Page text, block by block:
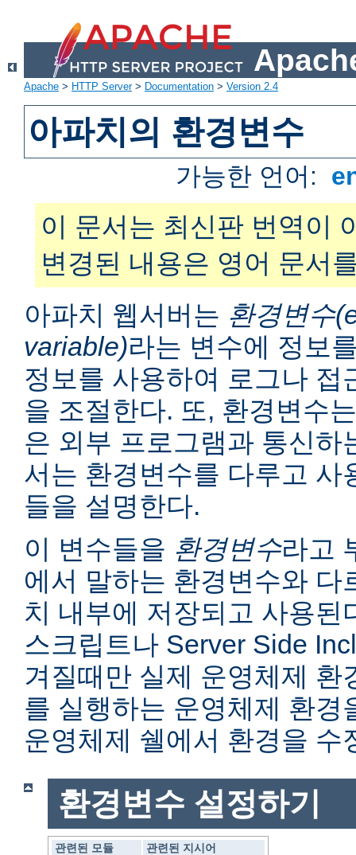
Apache > HTTP Server> Documentation > Version 2.4
아파치의 환경변수
가능한 언어:
이 문서는 최신판 번역이
변경된 내용은 영어 문서
아파치 웹서버는 환경변수
variable)라는 변수에 정보
정보를 사용하여 로그나 접
을 조절한다. 또, 환경변수
은 외부 프로그램과 통신하
서는 환경변수를 다루고 사
들을 설명한다.
이 변수들을 환경변수라고
에서 말하는 환경변수와 다
치 내부에 저장되고 사용된
스크립트나 Server Side
겨질때만 실제 운영체제 환
를 실행하는 운영체제 환경
운영체제 쉘에서 환경을 수
환경변수 설정하기
관련된 모듈
관련된 지시어